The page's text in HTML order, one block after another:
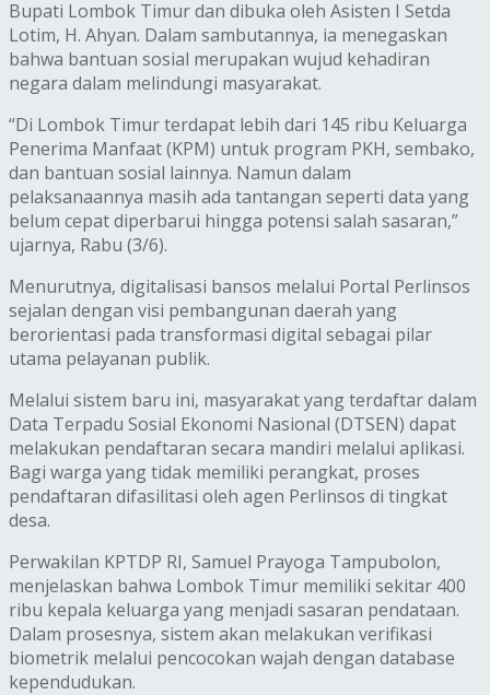
Bupati Lombok Timur dan dibuka oleh Asisten I Setda
Lotim, H. Ahyan. Dalam sambutannya, ia menegaskan
bahwa bantuan sosial merupakan wujud kehadiran
negara dalam melindungi masyarakat.
“Di Lombok Timur terdapat lebih dari 145 ribu Keluarga
Penerima Manfaat (KPM) untuk program PKH, sembako,
dan bantuan sosial lainnya. Namun dalam
pelaksanaannya masih ada tantangan seperti data yang
belum cepat diperbarui hingga potensi salah sasaran,”
ujarnya, Rabu (3/6).
Menurutnya, digitalisasi bansos melalui Portal Perlinsos
sejalan dengan visi pembangunan daerah yang
berorientasi pada transformasi digital sebagai pilar
utama pelayanan publik.
Melalui sistem baru ini, masyarakat yang terdaftar dalam
Data Terpadu Sosial Ekonomi Nasional (DTSEN) dapat
melakukan pendaftaran secara mandiri melalui aplikasi.
Bagi warga yang tidak memiliki perangkat, proses
pendaftaran difasilitasi oleh agen Perlinsos di tingkat
desa.
Perwakilan KPTDP RI, Samuel Prayoga Tampubolon,
menjelaskan bahwa Lombok Timur memiliki sekitar 400
ribu kepala keluarga yang menjadi sasaran pendataan.
Dalam prosesnya, sistem akan melakukan verifikasi
biometrik melalui pencocokan wajah dengan database
kependudukan.